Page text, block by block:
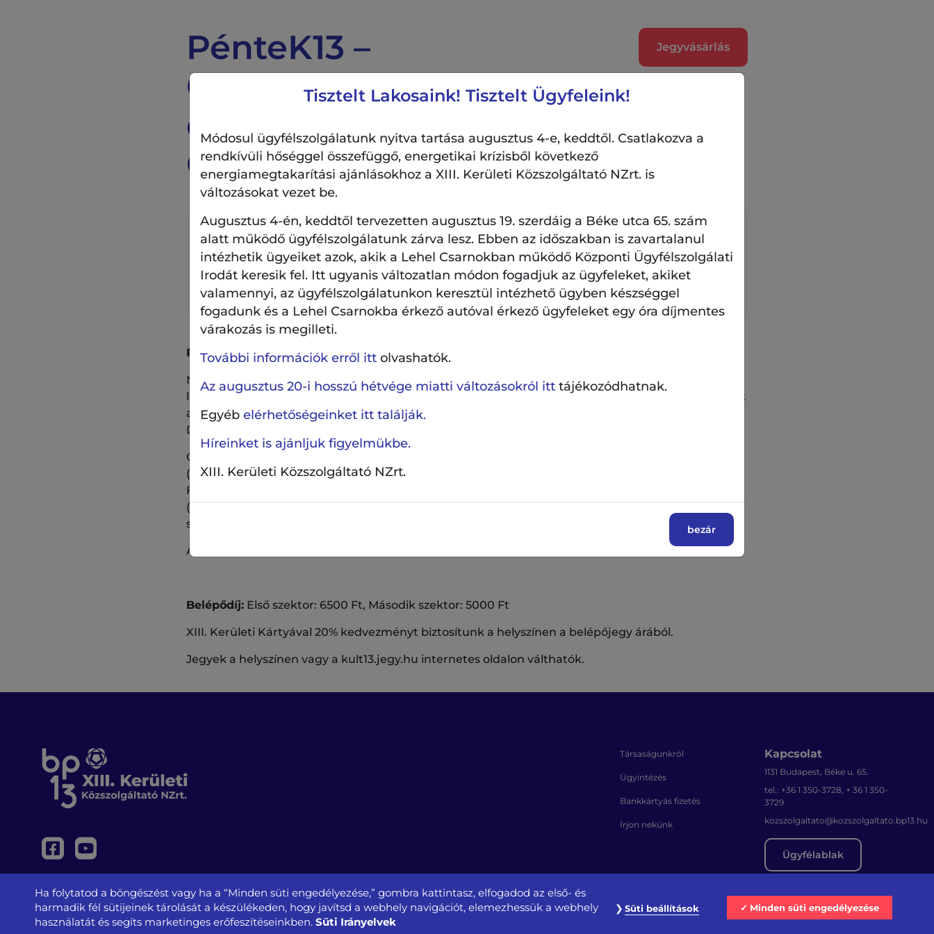
PénteK13 –
Gerendás Péter
és Zenekara –
COUNTRY
Jegyvásárlás
Időpont:
2025.05.16. 19:00 - 20:30
Helyszín:
Angyalföldi József Attila Művelődési
Központ
1131 Budapest, József Attila tér 4.
PénteK13 – Gerendás Péter és Zenekara – COUNTRY
Műsoron lesznek Gerendás saját szerzeményein kívül a hazai zenetörténet híres dalai: a country
legendás hazai zászlóshajója a Fonográf, country köntösben az LGT és az Omega. De felcsendülnek
a kihagyhatatlan Beatles és – természetesen a country őshazájából, Amerikából – az Eagles, John
Denver, Simon and Garfunkel csodás dalai is.
Gerendás Péter a country hazai zenekaraiból hívta meg vendégeit. Littvay Imre – mandolin, ének
(100 Folk Celsius), Légrády Péter – banjo, ének (100 Folk Celsius), Mikes Attila – hegedű, ének (100
Folk Celsius), Vörös Andor – pedal steel gitár (Bojtorján), Födő Sándor – ütőhangszerek, zongora
(Presser produkció) és Gerendás Ruben – basszusgitár (Azahriah) játszik majd, valamint az este
sztárvendége a varázslatos hangú Szabó Csilla (Bojtorján) lesz.
Az alkalomhoz méltó belépő kód és jelszó: COUNTRY!
Belépődíj: Első szektor: 6500 Ft, Második szektor: 5000 Ft
XIII. Kerületi Kártyával 20% kedvezményt biztosítunk a helyszínen a belépőjegy árából.
Jegyek a helyszínen vagy a kult13.jegy.hu internetes oldalon válthatók.
Társaságunkról
Ügyintézés
Bankkártyás fizetés
Írjon nekünk
Kapcsolat
1131 Budapest, Béke u. 65.
tel.: +36 1 350-3728, + 36 1 350-
3729
kozszolgaltato@kozszolgaltato.bp13.hu
Ügyfélablak
Adatvédelem és jogi nyilatkozat @ XIII. Kerületi Közszolgáltató NZrt. Oldaltérkép Akadálymentesítési nyilatkozat Sajtószoba
Tisztelt Lakosaink! Tisztelt Ügyfeleink!
Módosul ügyfélszolgálatunk nyitva tartása augusztus 4-e, keddtől. Csatlakozva a
rendkívüli hőséggel összefüggő, energetikai krízisből következő
energiamegtakarítási ajánlásokhoz a XIII. Kerületi Közszolgáltató NZrt. is
változásokat vezet be.
Augusztus 4-én, keddtől tervezetten augusztus 19. szerdáig a Béke utca 65. szám
alatt működő ügyfélszolgálatunk zárva lesz. Ebben az időszakban is zavartalanul
intézhetik ügyeiket azok, akik a Lehel Csarnokban működő Központi Ügyfélszolgálati
Irodát keresik fel. Itt ugyanis változatlan módon fogadjuk az ügyfeleket, akiket
valamennyi, az ügyfélszolgálatunkon keresztül intézhető ügyben készséggel
fogadunk és a Lehel Csarnokba érkező autóval érkező ügyfeleket egy óra díjmentes
várakozás is megilleti.
További információk erről itt olvashatók.
Az augusztus 20-i hosszú hétvége miatti változásokról itt tájékozódhatnak.
Egyéb elérhetőségeinket itt találják.
Híreinket is ajánljuk figyelmükbe.
XIII. Kerületi Közszolgáltató NZrt.
bezár
Ha folytatod a böngészést vagy ha a “Minden süti engedélyezése,” gombra kattintasz, elfogadod az első- és
harmadik fél sütijeinek tárolását a készülékeden, hogy javítsd a webhely navigációt, elemezhessük a webhely
használatát és segíts marketinges erőfeszítéseinkben. Süti Irányelvek
Minden süti engedélyezése
Süti beállítások